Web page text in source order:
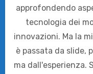
approfondendo
tecnologia dei
innovazioni. Ma la
è passata da slide,
ma dall'esperienza.